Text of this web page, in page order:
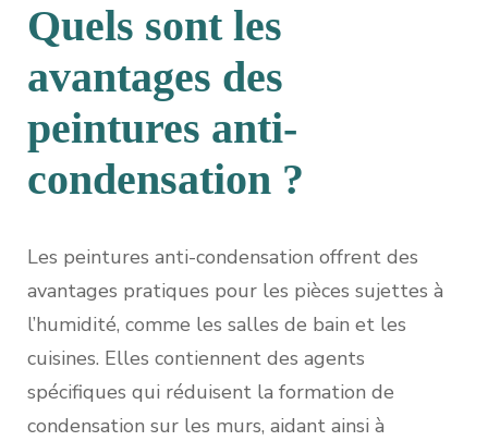
Quels sont les
avantages des
peintures anti-
condensation ?
Les peintures anti-condensation offrent des
avantages pratiques pour les pièces sujettes à
l’humidité, comme les salles de bain et les
cuisines. Elles contiennent des agents
spécifiques qui réduisent la formation de
condensation sur les murs, aidant ainsi à